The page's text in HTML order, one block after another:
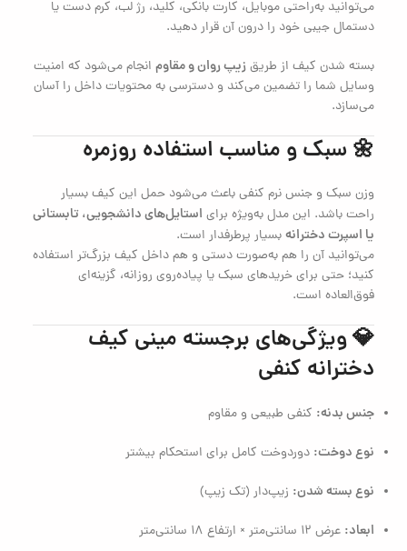
می‌توانید به‌راحتی موبایل، کارت بانکی، کلید، رژ لب، کرم دست یا
دستمال جیبی خود را درون آن قرار دهید.
بسته شدن کیف از طریقزیپ روان و مقاوم انجام می‌شود که امنیت
وسایل شما را تضمین می‌کند و دسترسی به محتویات داخل را آسان
می‌سازد.
🌼 سبک و مناسب استفاده روزمره
وزن سبک و جنس نرم کنفی باعث می‌شود حمل این کیف بسیار
راحت باشد. این مدل به‌ویژه برای استایل‌های دانشجویی، تابستانی
یا اسپرت دخترانهبسیار پرطرفدار است.
می‌توانید آن را هم به‌صورت دستی و هم داخل کیف بزرگ‌تر استفاده
کنید؛ حتی برای خریدهای سبک یا پیاده‌روی روزانه، گزینه‌ای
فوق‌العاده است.
💎 ویژگی‌های برجسته مینی کیف
دخترانه کنفی
جنس بدنه: کنفی طبیعی و مقاوم
نوع دوخت: دور‌دوخت کامل برای استحکام بیشتر
نوع بسته شدن: زیپ‌دار (تک زیپ)
ابعاد: عرض ۱۲ سانتی‌متر × ارتفاع ۱۸ سانتی‌متر